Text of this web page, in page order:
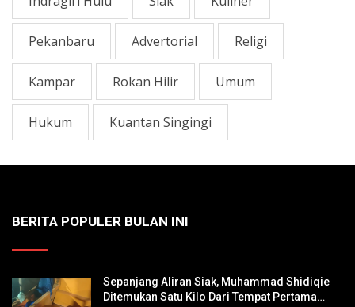
Pekanbaru Advertorial Religi
Kampar Rokan Hilir Umum
Hukum Kuantan Singingi
BERITA POPULER BULAN INI
Sepanjang Aliran Siak, Muhammad Shidiqie
Ditemukan Satu Kilo Dari Tempat Pertama